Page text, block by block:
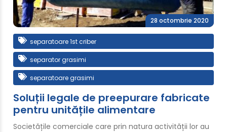
28 octombrie 2020
separatoare 1st criber
separator grasimi
separatoare grasimi
Soluții legale de preepurare fabricate
pentru unitățile alimentare
Societățile comerciale care prin natura activității lor au